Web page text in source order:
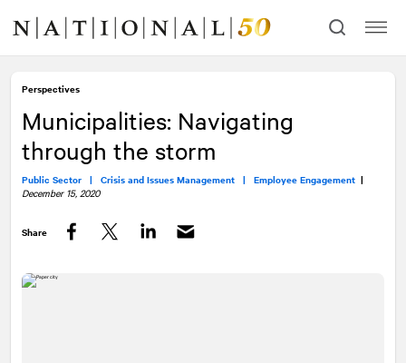
content
navigation
Perspectives
Municipalities: Navigating
through the storm
Public Sector | Crisis and Issues Management | Employee Engagement |
December 15, 2020
Share